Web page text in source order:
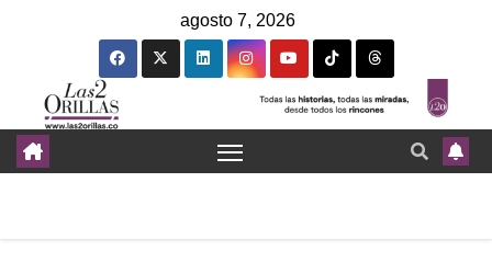
agosto 7, 2026